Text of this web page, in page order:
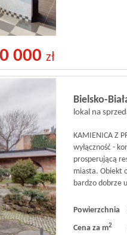
000 zł
Bielsko-
lokal na
KAMIENICA Z
wyłączność -
prosperującą
miasta. Obiekt
bardzo dobrze
Powierzchnia
Cena za m2